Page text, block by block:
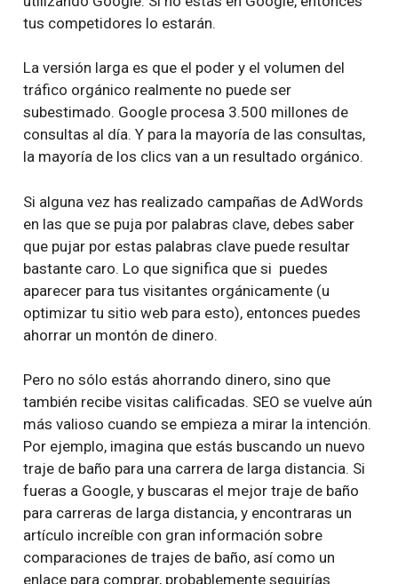
tus competidores lo estarán.
La versión larga es que el poder y el volumen del
tráfico orgánico realmente no puede ser
subestimado. Google procesa 3.500 millones de
consultas al día. Y para la mayoría de las consultas,
la mayoría de los clics van a un resultado orgánico.
Si alguna vez has realizado campañas de AdWords
en las que se puja por palabras clave, debes saber
que pujar por estas palabras clave puede resultar
bastante caro. Lo que significa que si puedes
aparecer para tus visitantes orgánicamente (u
optimizar tu sitio web para esto), entonces puedes
ahorrar un montón de dinero.
Pero no sólo estás ahorrando dinero, sino que
también recibe visitas calificadas. SEO se vuelve aún
más valioso cuando se empieza a mirar la intención.
Por ejemplo, imagina que estás buscando un nuevo
traje de baño para una carrera de larga distancia. Si
fueras a Google, y buscaras el mejor traje de baño
para carreras de larga distancia, y encontraras un
artículo increíble con gran información sobre
comparaciones de trajes de baño, así como un
enlace para comprar, probablemente seguirías